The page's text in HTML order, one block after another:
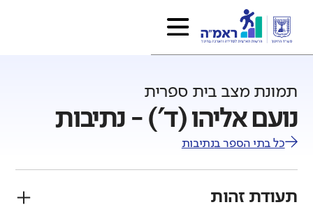
תמונת מצב בית ספרית
נועם אליהו (ד') - נתיבות
כל בתי הספר בנתיבות
תעודת זהות